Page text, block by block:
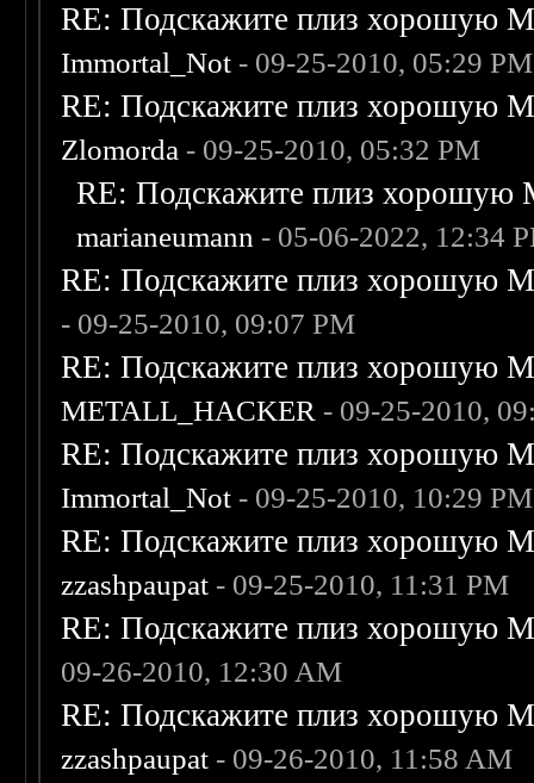
RE: Подскажите плиз хорошую
Immortal_Not - 09-25-2010, 05:29 PM
RE: Подскажите плиз хорошую
Zlomorda - 09-25-2010, 05:32 PM
RE: Подскажите плиз хорошую
marianeumann - 05-06-2022, 12:34
RE: Подскажите плиз хорошую
- 09-25-2010, 09:07 PM
RE: Подскажите плиз хорошую
METALL_HACKER - 09-25-2010,
RE: Подскажите плиз хорошую
Immortal_Not - 09-25-2010, 10:29 PM
RE: Подскажите плиз хорошую
zzashpaupat - 09-25-2010, 11:31 PM
RE: Подскажите плиз хорошую
09-26-2010, 12:30 AM
RE: Подскажите плиз хорошую
zzashpaupat - 09-26-2010, 11:58 AM